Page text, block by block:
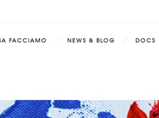
FACCIAMO NEWS & BLOG DOCS